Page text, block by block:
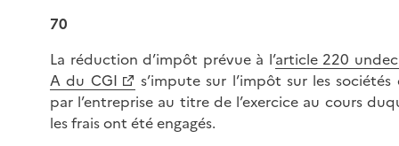
70
La réduction d’impôt prévue à l’article 220
A du CGI
s’impute sur l’impôt sur les sociétés
par l’entreprise au titre de l’exercice au cours
les frais ont été engagés.